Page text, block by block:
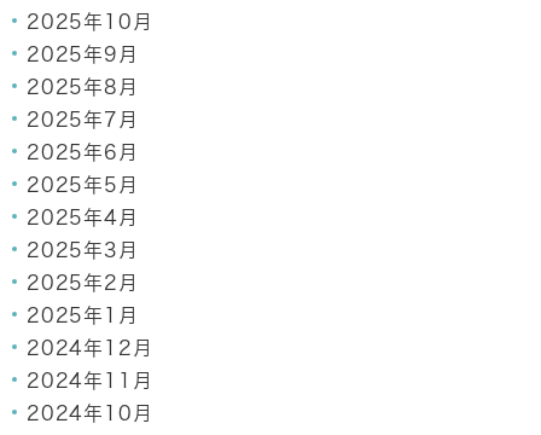
2025年10月
2025年9月
2025年8月
2025年7月
2025年6月
2025年5月
2025年4月
2025年3月
2025年2月
2025年1月
2024年12月
2024年11月
2024年10月